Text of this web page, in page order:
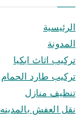
الرئيسية
المدونة
تركيب اثاث ايكيا
تركيب طارد الحمام
تنظيف منازل
نقل العفش بالمدينه